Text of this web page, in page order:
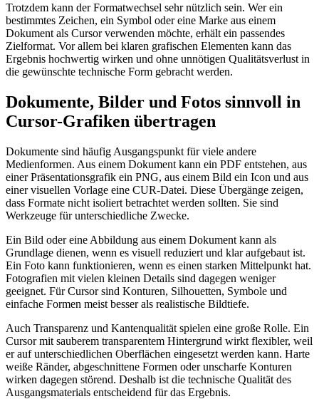
Trotzdem kann der Formatwechsel sehr nützlich sein. Wer ein
bestimmtes Zeichen, ein Symbol oder eine Marke aus einem
Dokument als Cursor verwenden möchte, erhält ein passendes
Zielformat. Vor allem bei klaren grafischen Elementen kann das
Ergebnis hochwertig wirken und ohne unnötigen Qualitätsverlust in
die gewünschte technische Form gebracht werden.
Dokumente, Bilder und Fotos sinnvoll in
Cursor-Grafiken übertragen
Dokumente sind häufig Ausgangspunkt für viele andere
Medienformen. Aus einem Dokument kann ein PDF entstehen, aus
einer Präsentationsgrafik ein PNG, aus einem Bild ein Icon und aus
einer visuellen Vorlage eine CUR-Datei. Diese Übergänge zeigen,
dass Formate nicht isoliert betrachtet werden sollten. Sie sind
Werkzeuge für unterschiedliche Zwecke.
Ein Bild oder eine Abbildung aus einem Dokument kann als
Grundlage dienen, wenn es visuell reduziert und klar aufgebaut ist.
Ein Foto kann funktionieren, wenn es einen starken Mittelpunkt hat.
Fotografien mit vielen kleinen Details sind dagegen weniger
geeignet. Für Cursor sind Konturen, Silhouetten, Symbole und
einfache Formen meist besser als realistische Bildtiefe.
Auch Transparenz und Kantenqualität spielen eine große Rolle. Ein
Cursor mit sauberem transparentem Hintergrund wirkt flexibler, weil
er auf unterschiedlichen Oberflächen eingesetzt werden kann. Harte
weiße Ränder, abgeschnittene Formen oder unscharfe Konturen
wirken dagegen störend. Deshalb ist die technische Qualität des
Ausgangsmaterials entscheidend für das Ergebnis.